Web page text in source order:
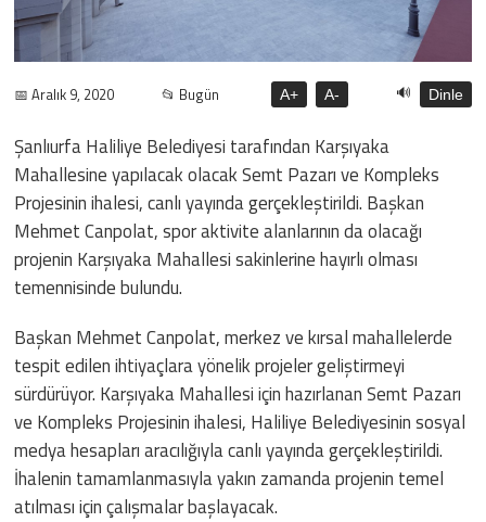
📅 Aralık 9, 2020 📂 Bugün A+ A- 🔊 Dinle
Şanlıurfa Haliliye Belediyesi tarafından Karşıyaka
Mahallesine yapılacak olacak Semt Pazarı ve Kompleks
Projesinin ihalesi, canlı yayında gerçekleştirildi. Başkan
Mehmet Canpolat, spor aktivite alanlarının da olacağı
projenin Karşıyaka Mahallesi sakinlerine hayırlı olması
temennisinde bulundu.
Başkan Mehmet Canpolat, merkez ve kırsal mahallelerde
tespit edilen ihtiyaçlara yönelik projeler geliştirmeyi
sürdürüyor. Karşıyaka Mahallesi için hazırlanan Semt Pazarı
ve Kompleks Projesinin ihalesi, Haliliye Belediyesinin sosyal
medya hesapları aracılığıyla canlı yayında gerçekleştirildi.
İhalenin tamamlanmasıyla yakın zamanda projenin temel
atılması için çalışmalar başlayacak.